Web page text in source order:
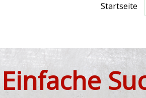
Startseite
Einfache